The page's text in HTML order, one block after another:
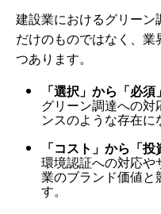
建設業におけるグリー
だけのものではなく、
つあります。
「選択」から「必須
グリーン調達への
ンスのような存在に
「コスト」から「投
環境認証への対応や
業のブランド価値
す。